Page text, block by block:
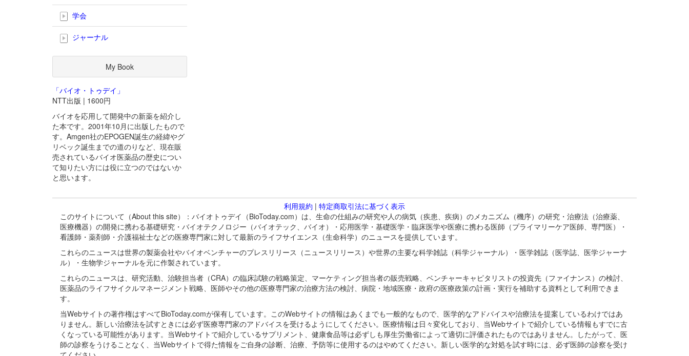
学会
ジャーナル
My Book
「バイオ・トゥデイ」
NTT出版 | 1600円
バイオを応用して開発中の新薬を紹介し
た本です。2001年10月に出版したもので
す。Amgen社のEPOGEN誕生の経緯やグ
リベック誕生までの道のりなど、現在販
売されているバイオ医薬品の歴史につい
て知りたい方には役に立つのではないか
と思います。
利用規約 | 特定商取引法に基づく表示
このサイトについて（About this site）：バイオトゥデイ（BioToday.com）は、生命の仕組みの研究や人の病気（疾患、疾病）のメカニズム（機序）の研究・治療法（治療薬、
医療機器）の開発に携わる基礎研究・バイオテクノロジー（バイオテック、バイオ）・応用医学・基礎医学・臨床医学や医療に携わる医師（プライマリーケア医師、専門医）・
看護師・薬剤師・介護福祉士などの医療専門家に対して最新のライフサイエンス（生命科学）のニュースを提供しています。
これらのニュースは世界の製薬会社やバイオベンチャーのプレスリリース（ニュースリリース）や世界の主要な科学雑誌（科学ジャーナル）・医学雑誌（医学誌、医学ジャーナ
ル）・生物学ジャーナルを元に作製されています。
これらのニュースは、研究活動、治験担当者（CRA）の臨床試験の戦略策定、マーケティング担当者の販売戦略、ベンチャーキャピタリストの投資先（ファイナンス）の検討、
医薬品のライフサイクルマネージメント戦略、医師やその他の医療専門家の治療方法の検討、病院・地域医療・政府の医療政策の計画・実行を補助する資料として利用できま
す。
当Webサイトの著作権はすべてBioToday.comが保有しています。このWebサイトの情報はあくまでも一般的なもので、医学的なアドバイスや治療法を提案しているわけではあ
りません。新しい治療法を試すときには必ず医療専門家のアドバイスを受けるようにしてください。医療情報は日々変化しており、当Webサイトで紹介している情報もすでに古
くなっている可能性があります。当Webサイトで紹介しているサプリメント、健康食品等は必ずしも厚生労働省によって適切に評価されたものではありません。したがって、医
師の診察をうけることなく、当Webサイトで得た情報をご自身の診断、治療、予防等に使用するのはやめてください。新しい医学的な対処を試す時には、必ず医師の診察を受け